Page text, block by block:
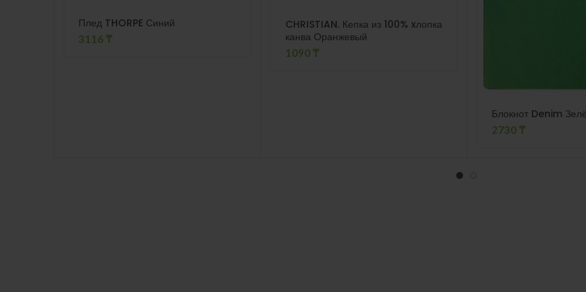
Плед THORPE Синий
3116 ₸
CHRISTIAN. Кепка из 100% xлопка
канва Оранжевый
1090 ₸
Блокнот Denim
2730 ₸